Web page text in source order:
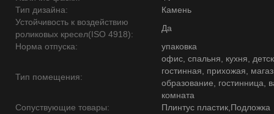
Тип дизайна:
Камень
Устойчивость к воздействию
роликовых кресел(ISO 4918):
Да
Норма отпуска:
упаковка
Тип помещения:
офис, спальня, кухня,
гостинная, прихожая,
образование, гостинница,
комната
Сопуствующие товары:
Плинтус пластик,Подложка